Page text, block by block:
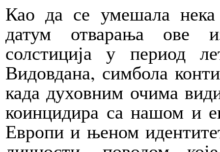
Као да се умешала
датум отварања ове
солстиција у период
Видовдана, симбола
када духовним очима
коинцидира са нашом и
Европи и њеном